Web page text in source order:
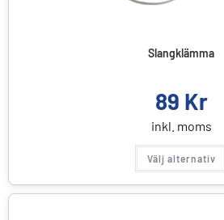
Slangklämma
89 Kr
inkl. moms
Välj alternativ